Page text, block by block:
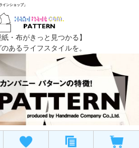
インショップ」
紙・布がきっと見つかる】
あるライフスタイルを。